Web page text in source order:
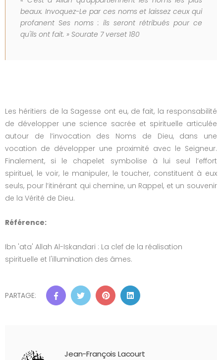
beaux. Invoquez-Le par ces noms et laissez ceux qui
profanent Ses noms : ils seront rétribués pour ce
qu'ils ont fait. » Sourate 7 verset 180
Les héritiers de la Sagesse ont eu, de fait, la responsabilité
de développer une science sacrée et spirituelle articulée
autour de l’invocation des Noms de Dieu, dans une
vocation de développer une proximité avec le Seigneur.
Finalement, si le chapelet symbolise à lui seul l’effort
spirituel, le voir, le manipuler, le toucher, constituent à eux
seuls, pour l’itinérant qui chemine, un Rappel, et un souvenir
de la Vérité de Dieu.
Référence:
Ibn 'ata' Allah Al-Iskandari : La clef de la réalisation
spirituelle et l'illumination des âmes.
PARTAGE:
Jean-François Lacourt